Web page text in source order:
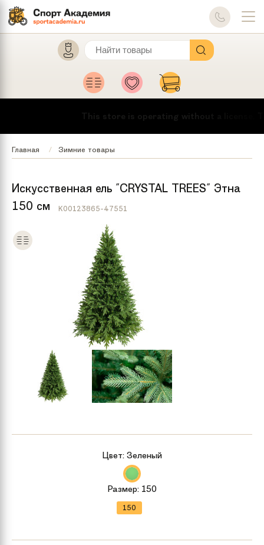
This store is operating without a license.
Главная Зимние товары
Искусственная ель "CRYSTAL TREES" Этна
150 см
K00123865-47551
Цвет: Зеленый
Размер: 150
150